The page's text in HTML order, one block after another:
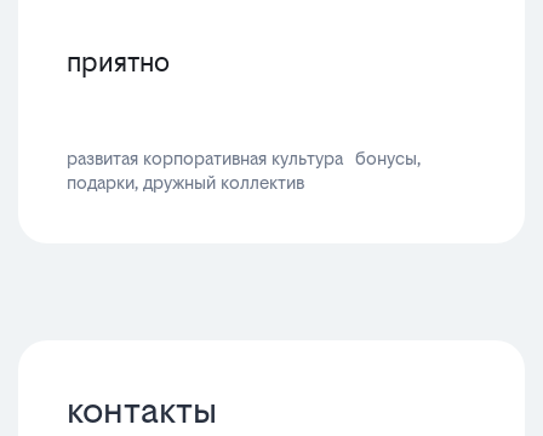
приятно
развитая корпоративная культура бонусы,
подарки, дружный коллектив
контакты